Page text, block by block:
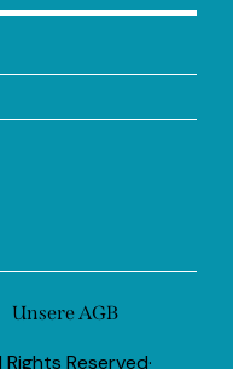
Unsere AGB
Reserved·